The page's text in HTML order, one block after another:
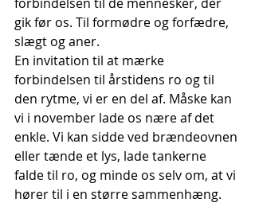
gik før os. Til formødre og forfædre,
slægt og aner.
En invitation til at mærke
forbindelsen til årstidens ro og til
den rytme, vi er en del af. Måske kan
vi i november lade os nære af det
enkle. Vi kan sidde ved brændeovnen
eller tænde et lys, lade tankerne
falde til ro, og minde os selv om, at vi
hører til i en større sammenhæng.